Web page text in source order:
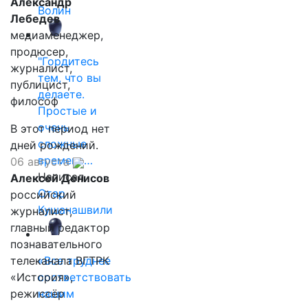
Волин
"Гордитесь
тем, что вы
делаете.
Простые и
очень
сложные
времена…
Написал
Отар
Кушанашвили
«Все труднее
соответствовать
нашим
Лебедев
медиаменеджер,
продюсер,
журналист,
публицист,
философ
В этот период нет
дней рождений.
06 августа
Алексей Денисов
российский
журналист,
главный редактор
познавательного
телеканала ВГТРК
«История»,
режиссёр